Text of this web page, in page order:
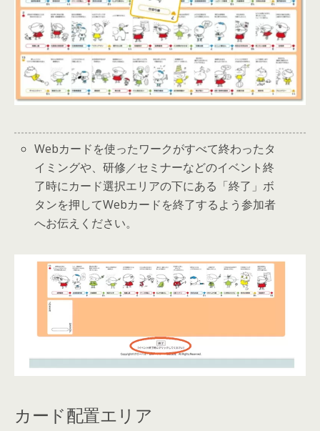
Webカードを使ったワークがすべて終わったタ
イミングや、研修／セミナーなどのイベント終
了時にカード選択エリアの下にある「終了」ボ
タンを押してWebカードを終了するよう参加者
へお伝えください。
カード配置エリア